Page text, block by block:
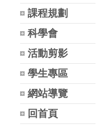
課程規劃
科學會
活動剪影
學生專區
網站導覽
回首頁